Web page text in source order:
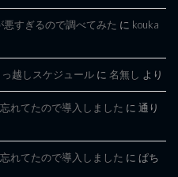
すぎるので調べてみた に kouka
越しスケジュール に 名無し より
れてたので導入しました に 通り
れてたので導入しました に ぱち